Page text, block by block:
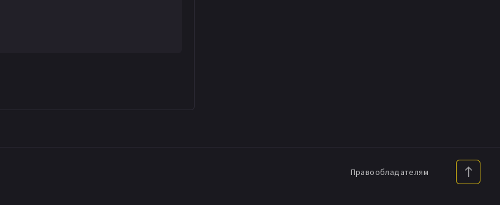
Правообладателям